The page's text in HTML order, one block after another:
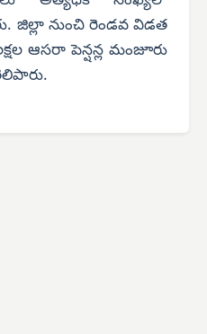
జిల్లా నుంచి రెండవ విడత
ఆసరా పెన్షన్ల మంజూరు